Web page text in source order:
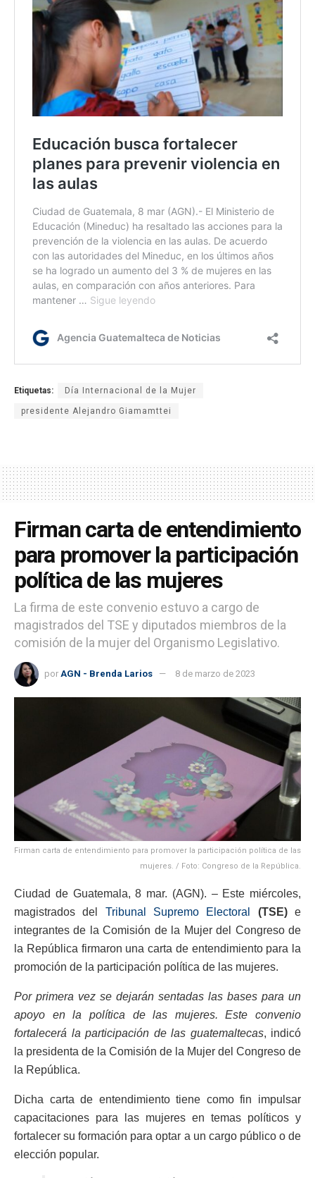
Etiquetas: Día Internacional de la Mujer
presidente Alejandro Giamamttei
Firman carta de entendimiento
para promover la participación
política de las mujeres
La firma de este convenio estuvo a cargo de
magistrados del TSE y diputados miembros de la
comisión de la mujer del Organismo Legislativo.
por AGN - Brenda Larios 8 de marzo de 2023
Firman carta de entendimiento para promover la participación política de las
mujeres. / Foto: Congreso de la República.
Ciudad de Guatemala, 8 mar. (AGN). – Este miércoles,
magistrados del Tribunal Supremo Electoral (TSE)e
integrantes de la Comisión de la Mujer del Congreso de
la República firmaron una carta de entendimiento para la
promoción de la participación política de las mujeres.
Por primera vez se dejarán sentadas las bases para un
apoyo en la política de las mujeres. Este convenio
fortalecerá la participación de las guatemaltecas, indicó
la presidenta de la Comisión de la Mujer del Congreso de
la República.
Dicha carta de entendimiento tiene como fin impulsar
capacitaciones para las mujeres en temas políticos y
fortalecer su formación para optar a un cargo público o de
elección popular.